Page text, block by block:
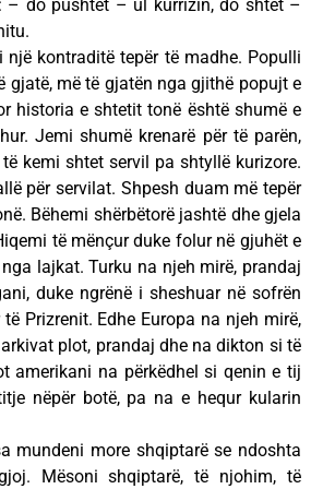
– do pushtet – ul kurrizin, do shtet –
një kontraditë tepër të madhe. Populli
gjatë, më të gjatën nga gjithë popujt e
historia e shtetit tonë është shumë e
Jemi shumë krenarë për të parën,
kemi shtet servil pa shtyllë kurizore.
për servilat. Shpesh duam më tepër
Bëhemi shërbëtorë jashtë dhe gjela
të mënçur duke folur në gjuhët e
lajkat. Turku na njeh mirë, prandaj
duke ngrënë i sheshuar në sofrën
Prizrenit. Edhe Europa na njeh mirë,
plot, prandaj dhe na dikton si të
amerikani na përkëdhel si qenin e tij
nëpër botë, pa na e hequr kularin
mundeni more shqiptarë se ndoshta
Mësoni shqiptarë, të njohim, të